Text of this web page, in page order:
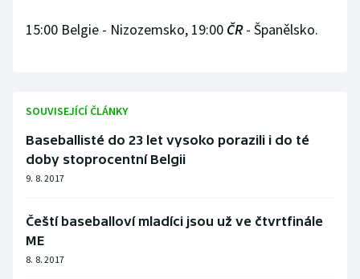
Moderní pětiboj
Parasport
Plavání
Plážový volejbal
Ragby
15:00 Belgie - Nizozemsko, 19:00 ČR- Španělsko.
SOUVISEJÍCÍ ČLÁNKY
Baseballisté do 23 let vysoko porazili i do té
doby stoprocentní Belgii
9. 8. 2017
Čeští baseballoví mladíci jsou už ve čtvrtfinále
ME
8. 8. 2017